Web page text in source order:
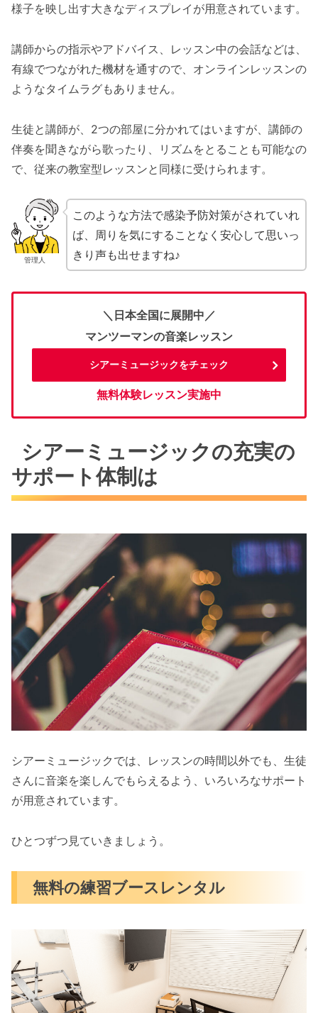
様子を映し出す大きなディスプレイが用意されています。
講師からの指示やアドバイス、レッスン中の会話などは、
有線でつながれた機材を通すので、オンラインレッスンの
ようなタイムラグもありません。
生徒と講師が、2つの部屋に分かれてはいますが、講師の
伴奏を聞きながら歌ったり、リズムをとることも可能なの
で、従来の教室型レッスンと同様に受けられます。
管理人
このような方法で感染予防対策がされていれ
ば、周りを気にすることなく安心して思いっ
きり声も出せますね♪
＼日本全国に展開中／
マンツーマンの音楽レッスン
シアーミュージックをチェック
無料体験レッスン実施中
シアーミュージックの充実の
サポート体制は
シアーミュージックでは、レッスンの時間以外でも、生徒
さんに音楽を楽しんでもらえるよう、いろいろなサポート
が用意されています。
ひとつずつ見ていきましょう。
無料の練習ブースレンタル